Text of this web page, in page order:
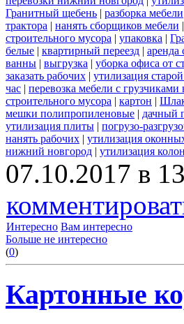
Гранитный щебень | разборка мебели
трактора | нанять сборщиков мебели |
строительного мусора | упаковка |
белые | квартирный переезд | аренда
ванны | выгрузка | уборка офиса от
заказать рабочих | утилизация
час | перевозка мебели с
строительного мусора | картон |
мешки полипропиленовые | дачный
утилизация плиты | погрузо-
нанять рабочих | утилизация
нижний новгород | утилизация
07.10.2017 в
Интересно Вам интересно
Больше не интересно
(0)
Картонные